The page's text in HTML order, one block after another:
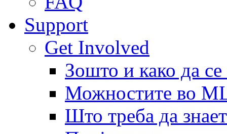
Support
Get Involved
Зошто и како да
Можностите во
Што треба да